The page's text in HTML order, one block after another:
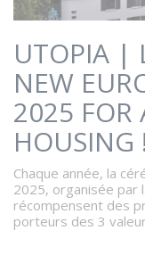
UTOPIA |
NEW
2025 FOR
HOUSING !
Chaque année, la
2025, organisée par
récompensent des
porteurs des 3